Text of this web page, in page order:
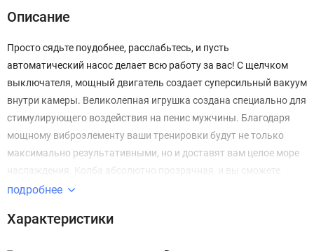
Описание
Просто сядьте поудобнее, расслабьтесь, и пусть
автоматический насос делает всю работу за вас! С щелчком
выключателя, мощный двигатель создает суперсильный вакуум
внутри камеры. Великолепная игрушка создана специально для
стимулирующего воздействия на пенис мужчины. Благодаря
мощному виброэлементу ваши тренировки будут не только
максимально результативными, но и доставят вам целое море
наслаждения. Колба абсолютно прозрачная, и вы сможете
наблюдать как ваше достоинство крепчает и увеличивается в
передней части находится градация для измерения роста, а
подробнее
Характеристики